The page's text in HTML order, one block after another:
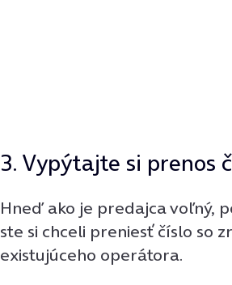
3. Vypýtajte si prenos
Hneď ako je predajca voľný,
ste si chceli preniesť číslo so
existujúceho operátora.